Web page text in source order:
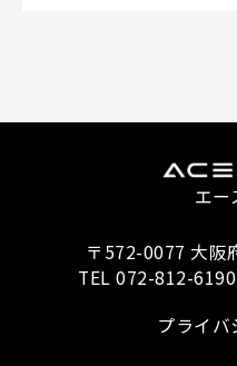
エー
〒572-0077 大阪
TEL 072-812-
プライバ